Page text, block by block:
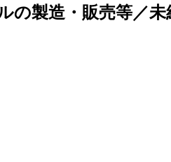
製造・販売等／未